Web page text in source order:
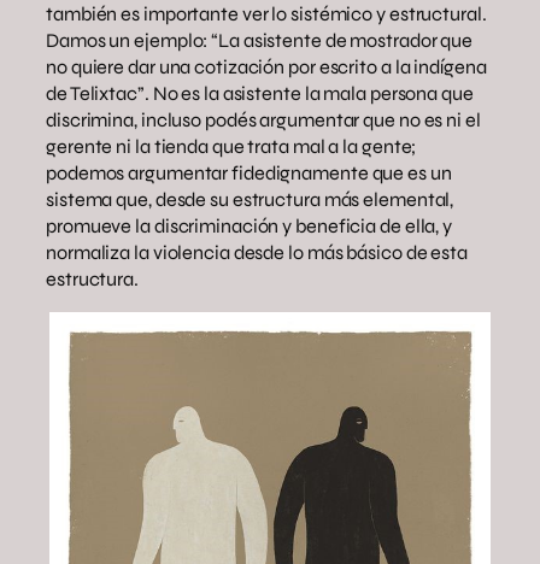
también es importante ver lo sistémico y estructural.
Damos un ejemplo: “La asistente de mostrador que
no quiere dar una cotización por escrito a la indígena
de Telixtac”. No es la asistente la mala persona que
discrimina, incluso podés argumentar que no es ni el
gerente ni la tienda que trata mal a la gente;
podemos argumentar fidedignamente que es un
sistema que, desde su estructura más elemental,
promueve la discriminación y beneficia de ella, y
normaliza la violencia desde lo más básico de esta
estructura.